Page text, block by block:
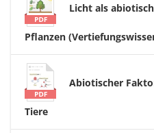
Licht als
Pflanzen
Abiotischer
Tiere